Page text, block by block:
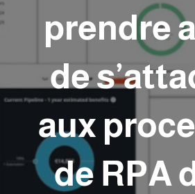
prendre
de
aux
de RPA